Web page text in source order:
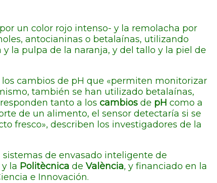
un color rojo intenso- y la remolacha por
antocianinas o betalaínas, utilizando
y la pulpa de la naranja, y del tallo y la piel de
los cambios de pH que «permiten monitorizar
también se han utilizado betalaínas,
tanto a los cambios de pH como a
de un alimento, el sensor detectaría si se
fresco», describen los investigadores de la
de envasado inteligente de
la Politècnica de València, y financiado en la
e Innovación.